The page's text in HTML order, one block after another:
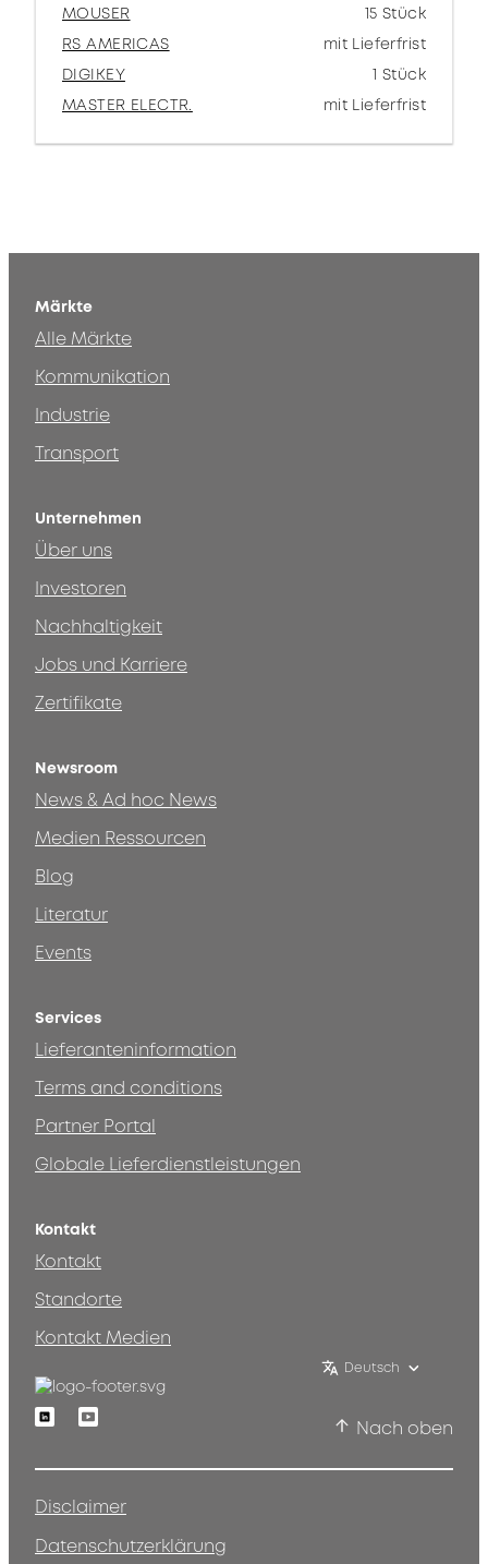
MOUSER
15 Stück
RS AMERICAS
mit Lieferfrist
DIGIKEY
1 Stück
MASTER ELECTR.
mit Lieferfrist
Märkte
Alle Märkte
Kommunikation
Industrie
Transport
Unternehmen
Über uns
Investoren
Nachhaltigkeit
Jobs und Karriere
Zertifikate
Newsroom
News & Ad hoc News
Medien Ressourcen
Blog
Literatur
Events
Services
Lieferanteninformation
Terms and conditions
Partner Portal
Globale Lieferdienstleistungen
Kontakt
Kontakt
Standorte
Kontakt Medien
Deutsch
LinkedinYoutube
Nach oben
Disclaimer
Datenschutzerklärung